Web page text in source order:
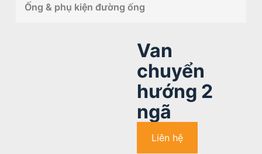
Ống & phụ kiện đường ống
Van
chuyển
hướng 2
ngã
Liên hệ